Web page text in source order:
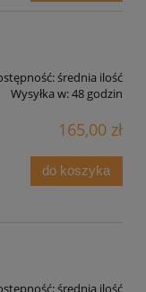
średnia ilość
Wysyłka w:48 godzin
165,00 zł
do koszyka
średnia ilość